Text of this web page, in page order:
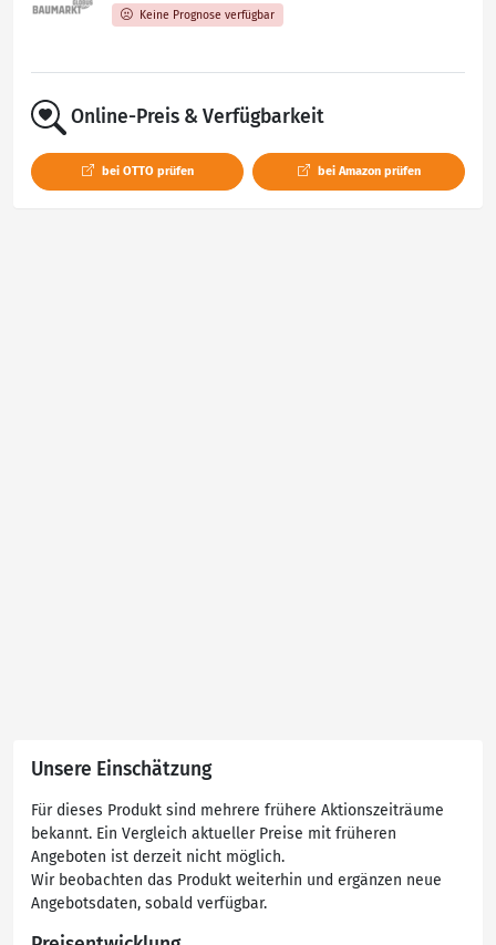
Keine Prognose verfügbar
Online-Preis & Verfügbarkeit
bei OTTO prüfen bei Amazon prüfen
Unsere Einschätzung
Für dieses Produkt sind mehrere frühere Aktionszeiträume
bekannt. Ein Vergleich aktueller Preise mit früheren
Angeboten ist derzeit nicht möglich.
Wir beobachten das Produkt weiterhin und ergänzen neue
Angebotsdaten, sobald verfügbar.